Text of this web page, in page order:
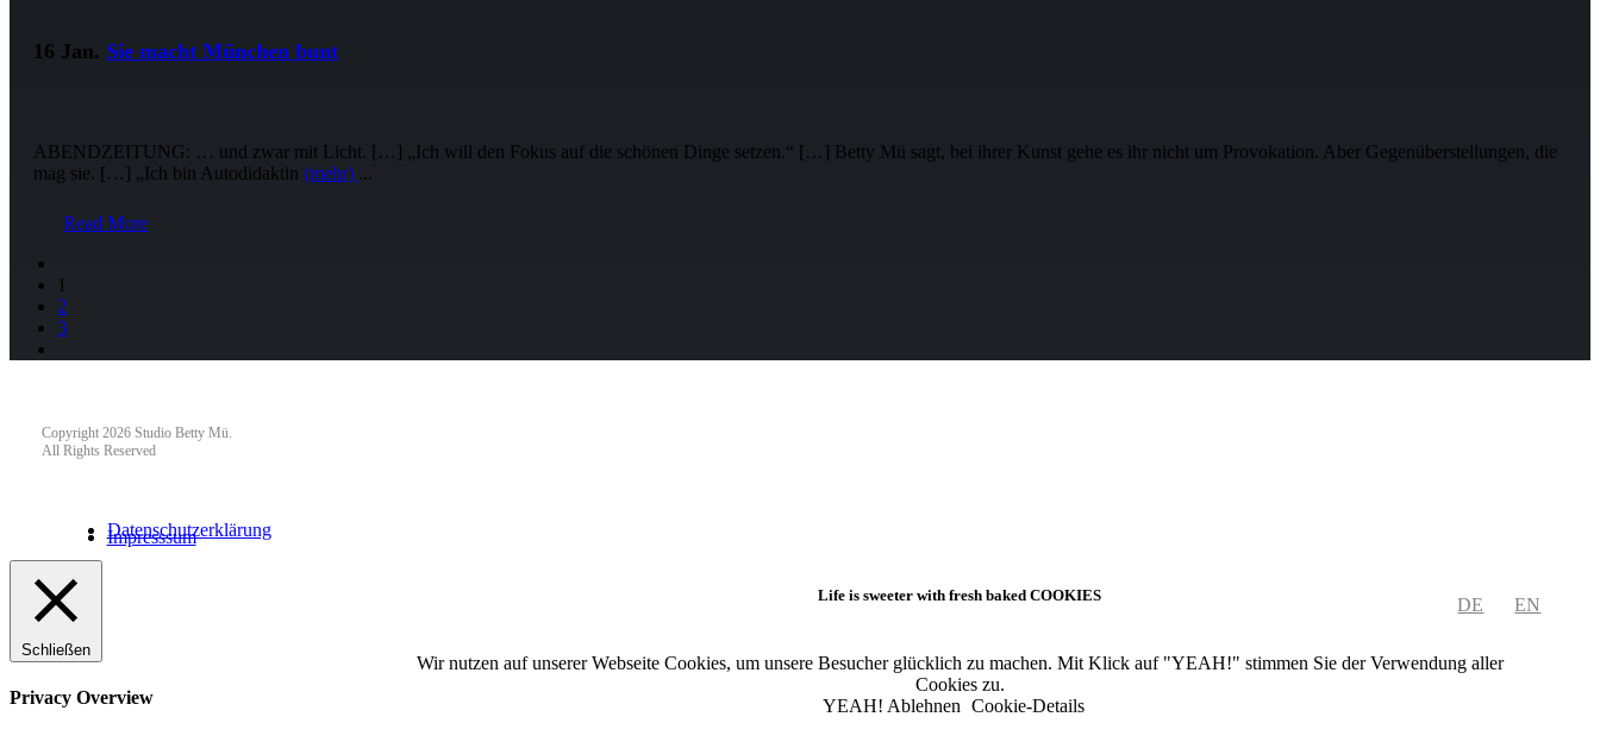
16 Jan. Sie macht München bunt
ABENDZEITUNG: … und zwar mit Licht. […] „Ich will den Fokus auf die schönen Dinge setzen.“ […] Betty Mü sagt, bei ihrer Kunst gehe es ihr nicht um Provokation. Aber Gegenüberstellungen, die
mag sie. […] „Ich bin Autodidaktin (mehr) ...
Read More
1
2
3
Copyright 2026 Studio Betty Mü.
All Rights Reserved
Datenschutzerklärung
Impresssum
DE EN
Life is sweeter with fresh baked COOKIES
Wir nutzen auf unserer Webseite Cookies, um unsere Besucher glücklich zu machen. Mit Klick auf "YEAH!" stimmen Sie der Verwendung aller
Cookies zu.
YEAH! Ablehnen Cookie-Details
Schließen
Privacy Overview